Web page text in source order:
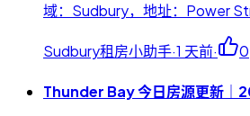
域：Sudbury，地址：Power
Sudbury租房小助手·1 天前· 0
Thunder Bay 今日房源更新｜